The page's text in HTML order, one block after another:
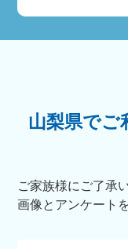
山梨県でご
ご家族様にご了承
画像とアンケート